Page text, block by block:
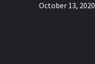
October 13, 2020